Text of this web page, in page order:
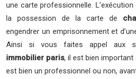
une carte professionnelle.
la possession de la carte de
engendrer un emprisonnement et
Ainsi si vous faites appel aux
immobilier paris, il est bien important
est bien un professionnel ou non,